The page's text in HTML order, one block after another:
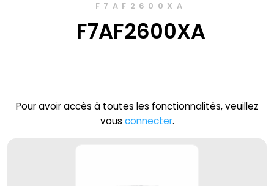
F7AF2600XA
F7AF2600XA
Pour avoir accès à toutes les fonctionnalités, veuillez
vous connecter.